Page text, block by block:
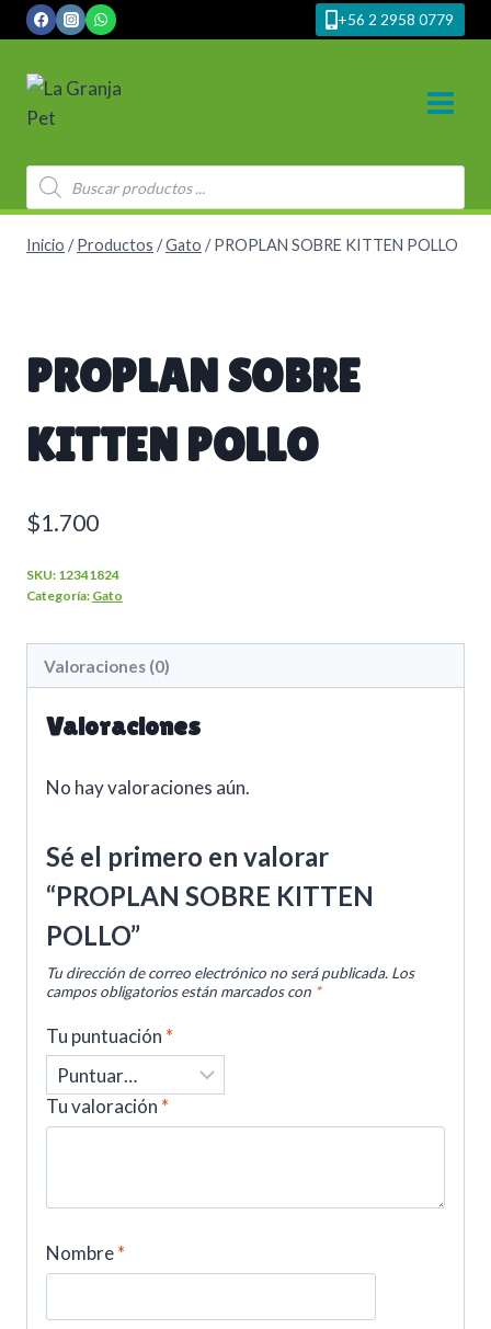
Saltar
al
contenido
+56 2 2958 0779
Búsqueda
de
productos
Inicio / Productos /Gato / PROPLAN SOBRE KITTEN POLLO
PROPLAN SOBRE
KITTEN POLLO
$1.700
SKU: 12341824
Categoría: Gato
Valoraciones (0)
Valoraciones
No hay valoraciones aún.
Sé el primero en valorar
“PROPLAN SOBRE KITTEN
POLLO”
Tu dirección de correo electrónico no será publicada. Los
campos obligatorios están marcados con *
Tu puntuación *
Tu valoración *
Nombre*